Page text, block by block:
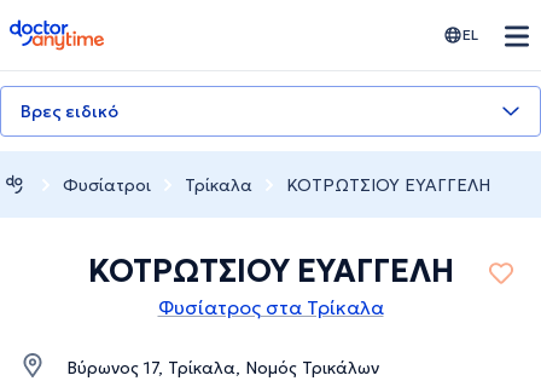
doctoranytime EL
Βρες ειδικό
Φυσίατροι Τρίκαλα ΚΟΤΡΩΤΣΙΟΥ ΕΥΑΓΓΕΛΗ
ΚΟΤΡΩΤΣΙΟΥ ΕΥΑΓΓΕΛΗ
Φυσίατρος στα Τρίκαλα
Βύρωνος 17, Τρίκαλα, Νομός Τρικάλων